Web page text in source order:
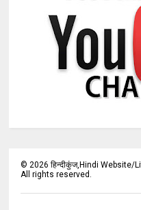
©2026 हिन्दीकुंज,Hindi Website/
All rights reserved.